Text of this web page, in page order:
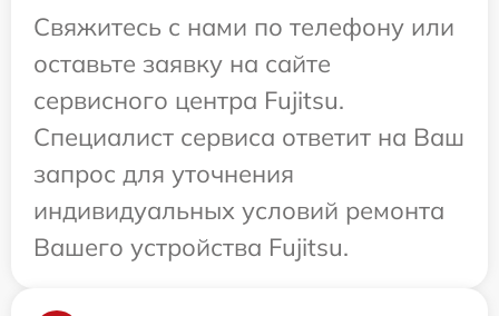
Свяжитесь с нами по телефону или
оставьте заявку на сайте
сервисного центра Fujitsu.
Специалист сервиса ответит на Ваш
запрос для уточнения
индивидуальных условий ремонта
Вашего устройства Fujitsu.